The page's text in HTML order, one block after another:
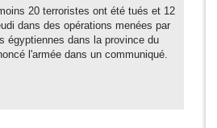
20 terroristes ont été tués et 12
dans des opérations menées par
égyptiennes dans la province du
l'armée dans un communiqué.